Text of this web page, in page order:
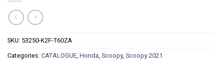
SKU: 53250-K2F-T60ZA
Categories: CATALOGUE, Honda, Scoopy, Scoopy 2021